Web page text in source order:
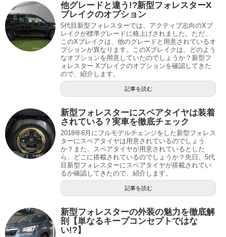
他グレードと違う!?新型フォレスターX
ブレイクのオプション
5代目新型フォレスターでは、アクティブ志向のXブ
レイクが標準グレードに格上げされました。ただ、
このXブレイクは、他のグレードと用意されているオ
プションが異なります。このXブレイクは、どのよう
なオプションを用意していたのでしょうか？新型フ
ォレスター Xブレイクのオプションを確認してきた
ので、紹介します。
記事を読む
新型フォレスターにスペアタイヤは装着
されている？実車を徹底チェック
2018年6月にフルモデルチェンジをした新型フォレス
ターにスペアタイヤは用意されているのでしょう
か？また、スペアタイヤが用意されているとした
ら、どこに搭載されているのでしょうか？先日、5代
目新型フォレスターにスペアタイヤが搭載されてい
るか確認してきたので、紹介します。
記事を読む
新型フォレスターの外装の魅力を徹底解
剖【単なるキープコンセプトではな
い!?】